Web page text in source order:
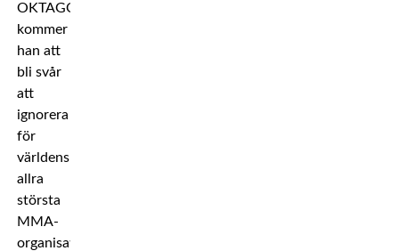
OKTAGON
kommer
han att
bli svår
att
ignorera
för
världens
allra
största
MMA-
organisationer.